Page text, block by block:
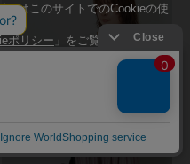
はこのサイトでのCookieの使
ポリシー 」をご覧ください。